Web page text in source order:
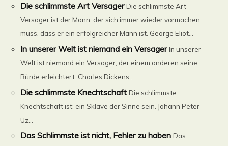
Die schlimmste Art Versager Die schlimmste Art
Versager ist der Mann, der sich immer wieder vormachen
muss, dass er ein erfolgreicher Mann ist. George Eliot...
In unserer Welt ist niemand ein Versager In unserer
Welt ist niemand ein Versager, der einem anderen seine
Bürde erleichtert. Charles Dickens...
Die schlimmste Knechtschaft Die schlimmste
Knechtschaft ist: ein Sklave der Sinne sein. Johann Peter
Uz...
Das Schlimmste ist nicht, Fehler zu haben Das